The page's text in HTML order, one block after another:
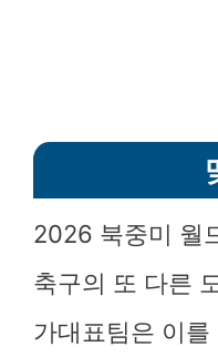
2026 북중미 월
축구의 또 다른
가대표팀은 이